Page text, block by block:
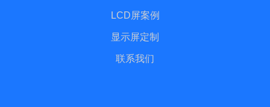
LCD屏案例
显示屏定制
联系我们